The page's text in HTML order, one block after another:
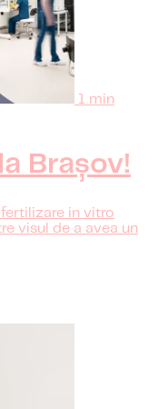
1 min
Brașov!
in vitro
visul de a avea un